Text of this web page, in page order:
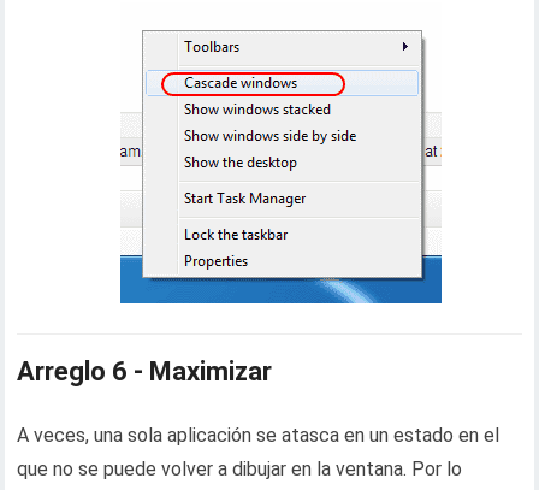
Arreglo 6 - Maximizar
A veces, una sola aplicación se atasca en un estado en el
que no se puede volver a dibujar en la ventana. Por lo